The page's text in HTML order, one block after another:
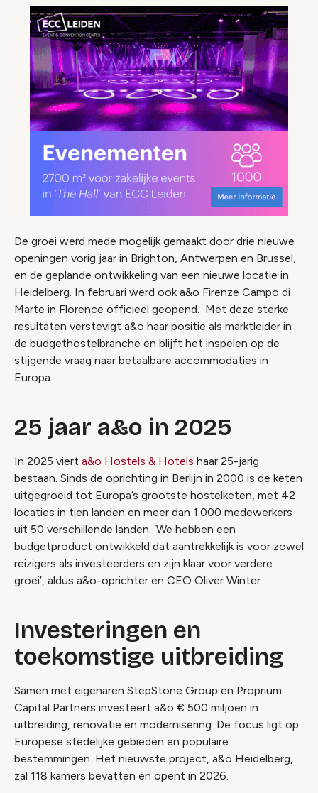
De groei werd mede mogelijk gemaakt door drie nieuwe
openingen vorig jaar in Brighton, Antwerpen en Brussel,
en de geplande ontwikkeling van een nieuwe locatie in
Heidelberg. In februari werd ook a&o Firenze Campo di
Marte in Florence officieel geopend. Met deze sterke
resultaten verstevigt a&o haar positie als marktleider in
de budgethostelbranche en blijft het inspelen op de
stijgende vraag naar betaalbare accommodaties in
Europa.
25 jaar a&o in 2025
In 2025 viert a&o Hostels & Hotels haar 25-jarig
bestaan. Sinds de oprichting in Berlijn in 2000 is de keten
uitgegroeid tot Europa’s grootste hostelketen, met 42
locaties in tien landen en meer dan 1.000 medewerkers
uit 50 verschillende landen. ‘We hebben een
budgetproduct ontwikkeld dat aantrekkelijk is voor zowel
reizigers als investeerders en zijn klaar voor verdere
groei’, aldus a&o-oprichter en CEO Oliver Winter.
Investeringen en
toekomstige uitbreiding
Samen met eigenaren StepStone Group en Proprium
Capital Partners investeert a&o € 500 miljoen in
uitbreiding, renovatie en modernisering. De focus ligt op
Europese stedelijke gebieden en populaire
bestemmingen. Het nieuwste project, a&o Heidelberg,
zal 118 kamers bevatten en opent in 2026.